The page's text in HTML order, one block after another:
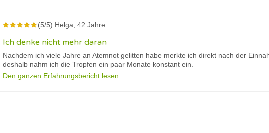
(5/5) Helga, 42 Jahre
Ich denke nicht mehr daran
Nachdem ich viele Jahre an Atemnot gelitten habe merkte ich direkt nach der
deshalb nahm ich die Tropfen ein paar Monate konstant ein.
Den ganzen Erfahrungsbericht lesen